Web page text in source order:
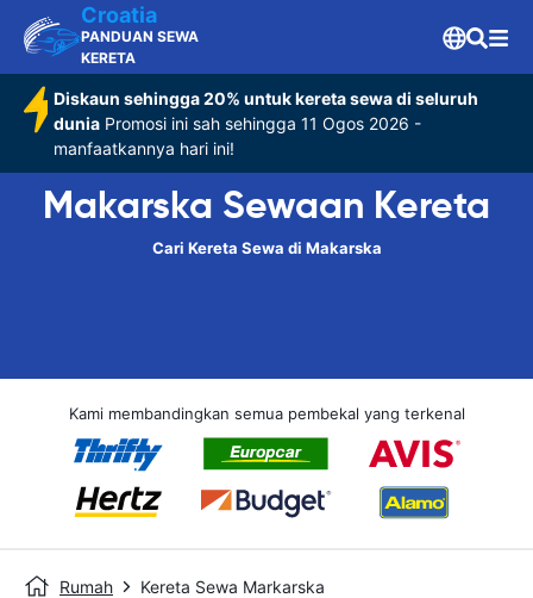
Croatia
PANDUAN SEWA
KERETA
Diskaun sehingga 20% untuk kereta sewa di seluruh
dunia Promosi ini sah sehingga 11 Ogos 2026 -
manfaatkannya hari ini!
Makarska Sewaan Kereta
Cari Kereta Sewa di Makarska
Kami membandingkan semua pembekal yang terkenal
Rumah Kereta Sewa Markarska